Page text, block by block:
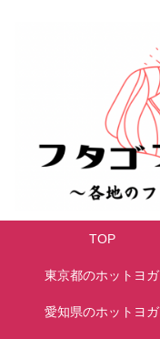
TOP
東京都のホットヨガ
愛知県のホットヨガ